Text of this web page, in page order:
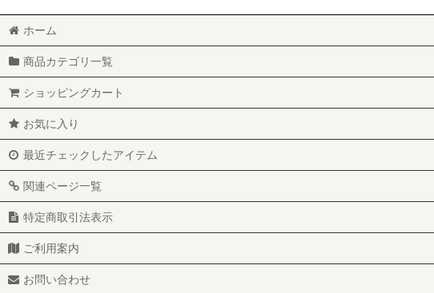
ホーム
商品カテゴリ一覧
ショッピングカート
お気に入り
最近チェックしたアイテム
関連ページ一覧
特定商取引法表示
ご利用案内
お問い合わせ